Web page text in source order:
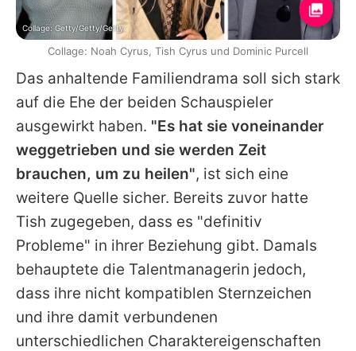
Das anhaltende Familiendrama soll sich stark
auf die Ehe der beiden Schauspieler
ausgewirkt haben. "Es hat sie voneinander
weggetrieben und sie werden Zeit
brauchen, um zu heilen", ist sich eine
weitere Quelle sicher. Bereits zuvor hatte
Tish zugegeben, dass es "definitiv
Probleme" in ihrer Beziehung gibt. Damals
behauptete die Talentmanagerin jedoch,
dass ihre nicht kompatiblen Sternzeichen
und ihre damit verbundenen
unterschiedlichen Charaktereigenschaften
Collage: Getty/Getty/Getty
Collage: Noah Cyrus, Tish Cyrus und Dominic Purcell